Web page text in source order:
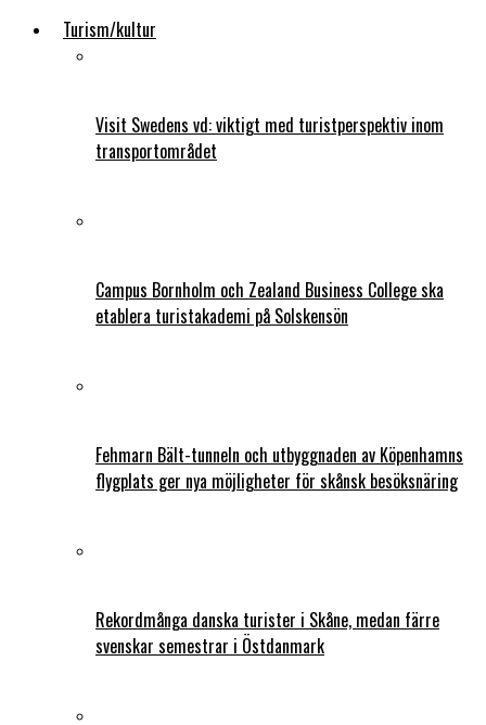
Turism/kultur
Visit Swedens vd: viktigt med turistperspektiv inom
transportområdet
Campus Bornholm och Zealand Business College ska
etablera turistakademi på Solskensön
Fehmarn Bält-tunneln och utbyggnaden av Köpenhamns
flygplats ger nya möjligheter för skånsk besöksnäring
Rekordmånga danska turister i Skåne, medan färre
svenskar semestrar i Östdanmark